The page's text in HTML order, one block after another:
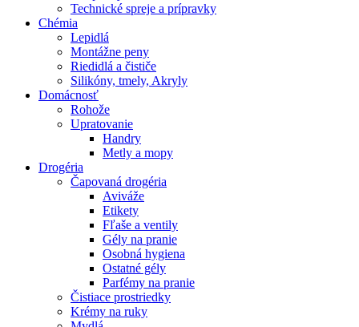
Technické spreje a prípravky
Chémia
Lepidlá
Montážne peny
Riedidlá a čističe
Silikóny, tmely, Akryly
Domácnosť
Rohože
Upratovanie
Handry
Metly a mopy
Drogéria
Čapovaná drogéria
Aviváže
Etikety
Fľaše a ventily
Gély na pranie
Osobná hygiena
Ostatné gély
Parfémy na pranie
Čistiace prostriedky
Krémy na ruky